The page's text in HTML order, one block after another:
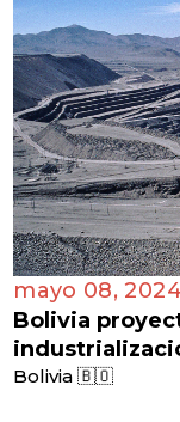
mayo 08,
Bolivia
Bolivia 🇧🇴